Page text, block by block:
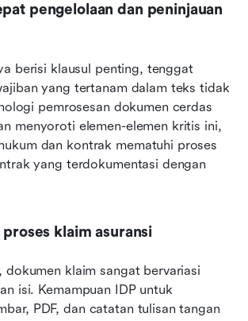
pengelolaan dan peninjauan
berisi klausul penting, tenggat
yang tertanam dalam teks tidak
pemrosesan dokumen cerdas
menyoroti elemen-elemen kritis ini,
dan kontrak mematuhi proses
yang terdokumentasi dengan
klaim asuransi
dokumen klaim sangat bervariasi
isi. Kemampuan IDP untuk
PDF, dan catatan tulisan tangan